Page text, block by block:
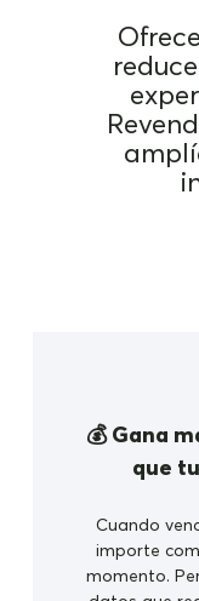
💰 Gana
que
Cuando
importe
momento.